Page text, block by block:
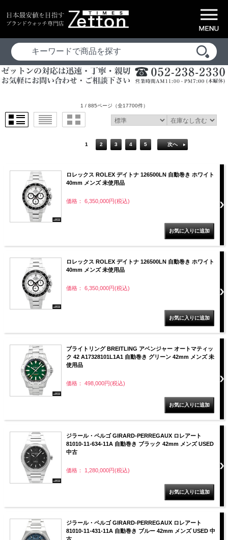
1 / 885ページ （全17700件）
1 2 3 4 5 次へ
ロレックス ROLEX デイトナ 126500LN 自動巻き ホワイト
40mm メンズ 未使用品
価格： 6,350,000円(税込)
ロレックス ROLEX デイトナ 126500LN 自動巻き ホワイト
40mm メンズ 未使用品
価格： 6,350,000円(税込)
ブライトリング BREITLING アベンジャー オートマティッ
ク 42 A17328101L1A1 自動巻き グリーン 42mm メンズ 未
使用品
価格： 498,000円(税込)
ジラール・ペルゴ GIRARD-PERREGAUX ロレアート
81010-11-634-11A 自動巻き ブラック 42mm メンズ USED
中古
価格： 1,280,000円(税込)
ジラール・ペルゴ GIRARD-PERREGAUX ロレアート
81010-11-431-11A 自動巻き ブルー 42mm メンズ USED 中
古